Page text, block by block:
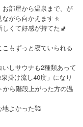
部屋から温泉まで、が
がら向かえます🚶
くて好感が持てた🚽
もずっと寝ていられる
しサウナも2種類あって
掛け流し40度」になり
ら階段上がった方の温
地よかった🥰